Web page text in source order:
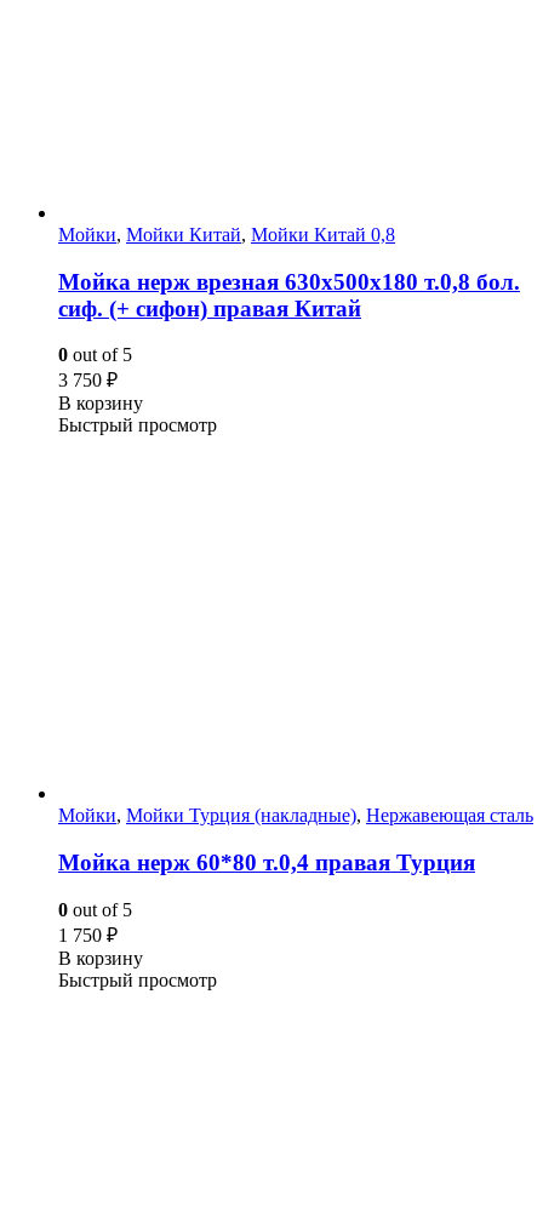
Мойки, Мойки Китай, Мойки Китай 0,8
Мойка нерж врезная 630х500х180 т.0,8 бол.
сиф. (+ сифон) правая Китай
0 out of 5
3 750 ₽
В корзину
Быстрый просмотр
Мойки, Мойки Турция (накладные), Нержавеющая сталь
Мойка нерж 60*80 т.0,4 правая Турция
0 out of 5
1 750 ₽
В корзину
Быстрый просмотр